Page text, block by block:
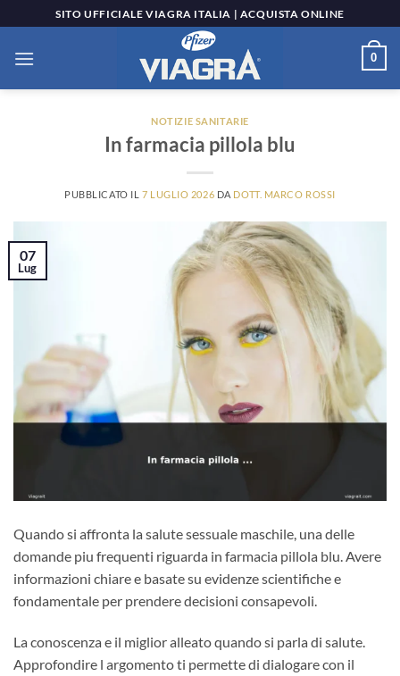
ai
contenuti
SITO UFFICIALE VIAGRA ITALIA | ACQUISTA ONLINE
0
NOTIZIE SANITARIE
In farmacia pillola blu
PUBBLICATO IL 7 LUGLIO 2026 DA DOTT. MARCO ROSSI
07
Lug
Quando si affronta la salute sessuale maschile, una delle
domande piu frequenti riguarda in farmacia pillola blu. Avere
informazioni chiare e basate su evidenze scientifiche e
fondamentale per prendere decisioni consapevoli.
La conoscenza e il miglior alleato quando si parla di salute.
Approfondire l argomento ti permette di dialogare con il